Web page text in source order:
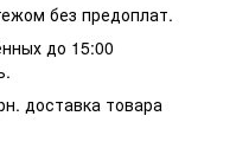
без предоплат.
до 15:00
доставка товара